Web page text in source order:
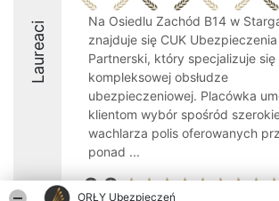
ORŁY Ubezpieczeń
Laureaci
Na Osiedlu Zachód B14 w
znajduje się CUK
Partnerski, który specjalizuje się
kompleksowej obsłudze
ubezpieczeniowej. Placówka
klientom wybór spośród
wachlarza polis oferowanych
ponad ...
9.8